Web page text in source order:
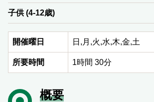
子供 (4-12歳)
開催曜日 日,月,火,水,木,金,土
所要時間 1時間 30分
概要